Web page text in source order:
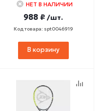
НЕТ В НАЛИЧИИ
988 ₽ /шт.
Код товара: spt0046919
В корзину